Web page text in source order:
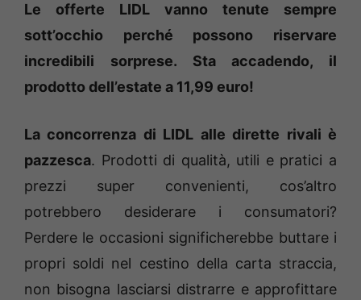
Le offerte LIDL vanno tenute sempre
sott’occhio perché possono riservare
incredibili sorprese. Sta accadendo, il
prodotto dell’estate a 11,99 euro!
La concorrenza di LIDL alle dirette rivali è
pazzesca. Prodotti di qualità, utili e pratici a
prezzi super convenienti, cos’altro
potrebbero desiderare i consumatori?
Perdere le occasioni significherebbe buttare i
propri soldi nel cestino della carta straccia,
non bisogna lasciarsi distrarre e approfittare